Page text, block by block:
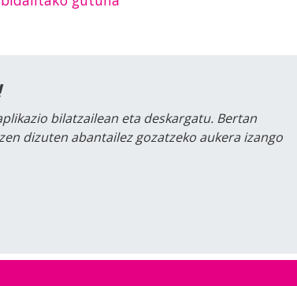
bilatzailean eta deskargatu. Bertan
dizuten abantailez gozatzeko aukera izango